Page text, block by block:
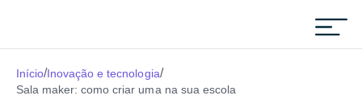
Início/Inovação e tecnologia/
Sala maker: como criar uma na sua escola